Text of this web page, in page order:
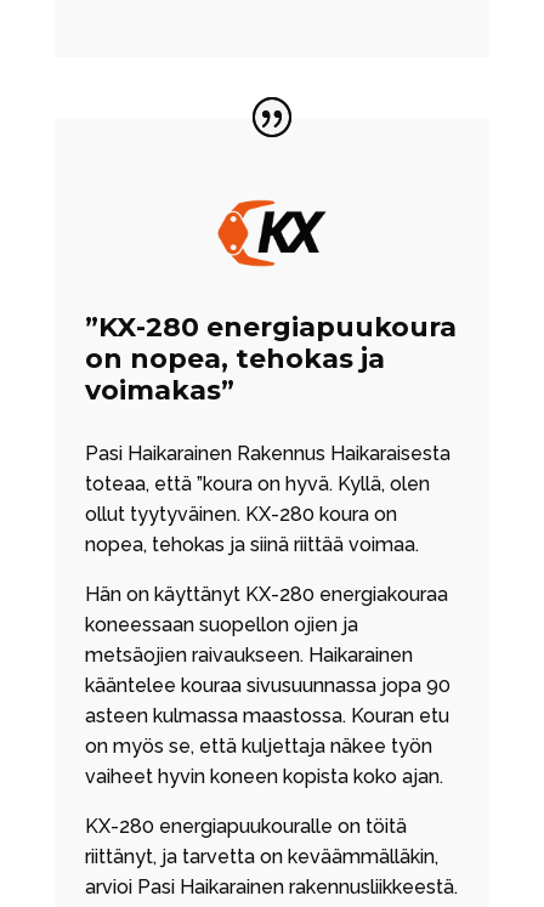
”KX-280 energiapuukoura
on nopea, tehokas ja
voimakas”
Pasi Haikarainen Rakennus Haikaraisesta
toteaa, että ”koura on hyvä. Kyllä, olen
ollut tyytyväinen. KX-280 koura on
nopea, tehokas ja siinä riittää voimaa.
Hän on käyttänyt KX-280 energiakouraa
koneessaan suopellon ojien ja
metsäojien raivaukseen. Haikarainen
kääntelee kouraa sivusuunnassa jopa 90
asteen kulmassa maastossa. Kouran etu
on myös se, että kuljettaja näkee työn
vaiheet hyvin koneen kopista koko ajan.
KX-280 energiapuukouralle on töitä
riittänyt, ja tarvetta on keväämmälläkin,
arvioi Pasi Haikarainen rakennusliikkeestä.